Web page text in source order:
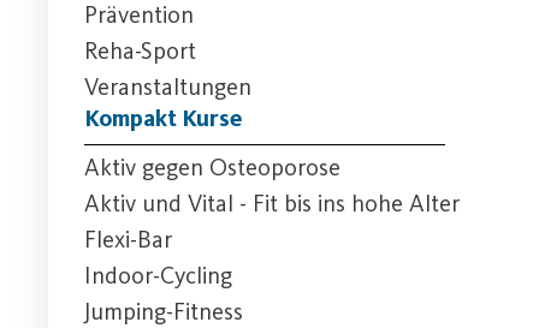
Prävention
Reha-Sport
Veranstaltungen
Kompakt Kurse
Aktiv gegen Osteoporose
Aktiv und Vital - Fit bis ins hohe Alter
Flexi-Bar
Indoor-Cycling
Jumping-Fitness